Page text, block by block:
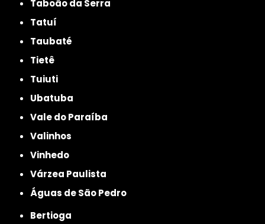
Taboão da Serra
Tatuí
Taubaté
Tietê
Tuiuti
Ubatuba
Vale do Paraíba
Valinhos
Vinhedo
Várzea Paulista
Águas de São Pedro
Bertioga